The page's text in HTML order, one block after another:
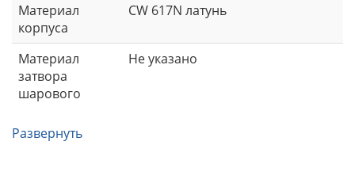
Материал
корпуса
CW 617N латунь
Материал
затвора
шарового
Не указано
Развернуть